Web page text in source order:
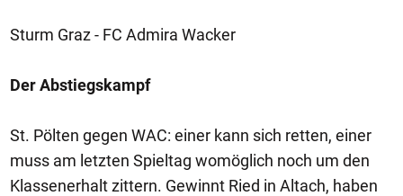
Sturm Graz - FC Admira Wacker
Der Abstiegskampf
St. Pölten gegen WAC: einer kann sich retten, einer
muss am letzten Spieltag womöglich noch um den
Klassenerhalt zittern. Gewinnt Ried in Altach, haben